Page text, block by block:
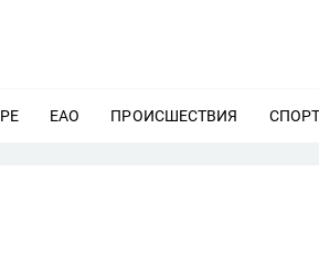
ЕЩЕ
ЕАО ЕЩЕ
ПРОИСШЕСТВИЯ ЕЩЕ
СПОРТ